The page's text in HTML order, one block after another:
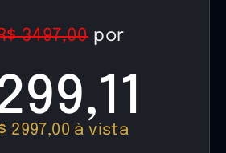
3497,00por
2997,00 à vista